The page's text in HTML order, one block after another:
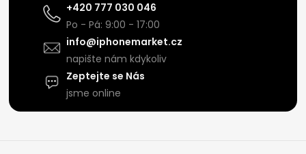
+420 777 030 046
Po - Pá: 9:00 - 17:00
info@iphonemarket.cz
napište nám kdykoliv
Zeptejte se Nás
jsme online